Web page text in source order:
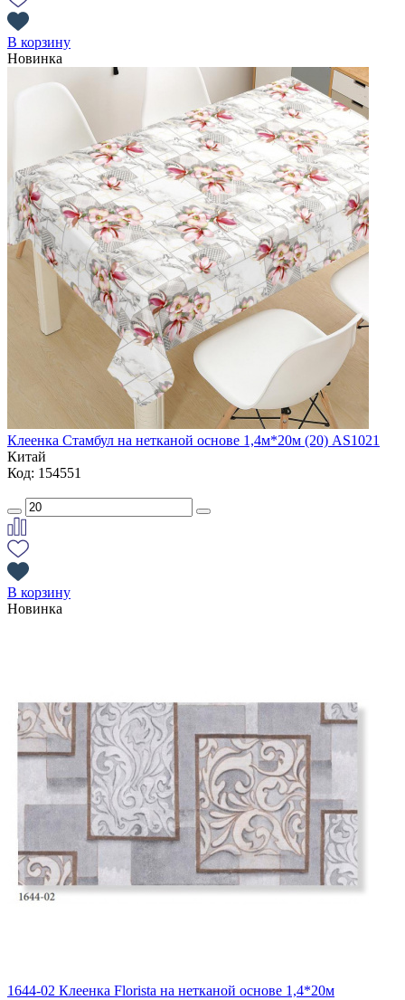
В корзину
Новинка
Клеенка Стамбул на нетканой основе 1,4м*20м (20) AS1021
Китай
Код: 154551
В корзину
Новинка
1644-02 Клеенка Florista на нетканой основе 1,4*20м